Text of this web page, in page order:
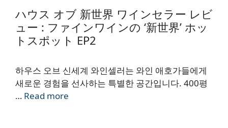
ハウス オブ 新世界 ワインセラー レビ
ュー : ファインワインの ‘新世界’ ホッ
トスポット EP2
하우스 오브 신세계 와인셀러는 와인 애호가들에게
새로운 경험을 선사하는 특별한 공간입니다. 400평
… Read more